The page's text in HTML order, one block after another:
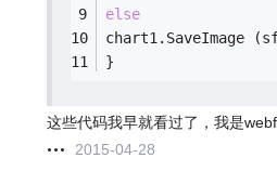
else
chart1.SaveImage
}
这些代码我早就看过了，我是
2015-04-28